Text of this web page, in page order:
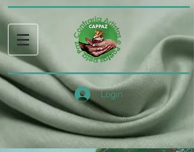
Login